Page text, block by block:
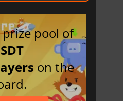
pool of
on the